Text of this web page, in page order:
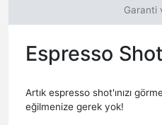
Garanti
Espresso
Artık espresso shot'ınızı
eğilmenize gerek yok!